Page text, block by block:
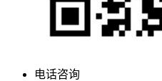
电话咨询